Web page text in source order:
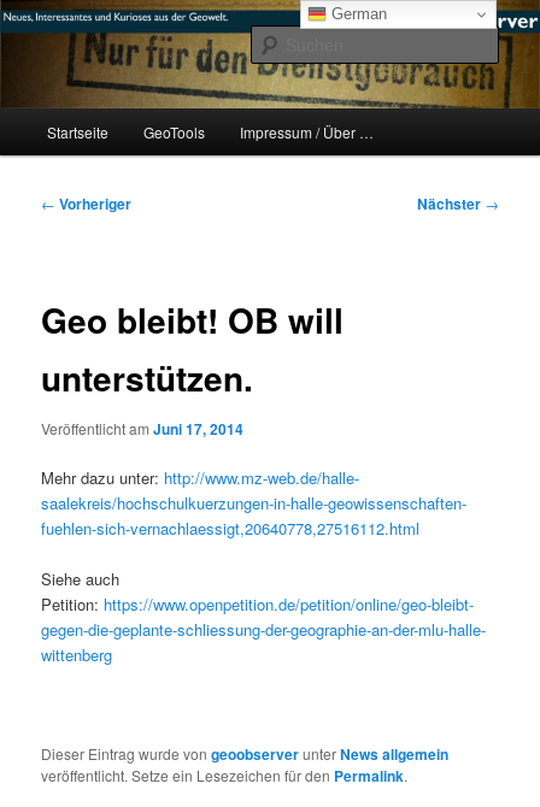
Zum
primären
#geoObserver
mikeE's GeoBlog
Startseite GeoTools Impressum / Über …
Beitragsnavigation
← Vorheriger Nächster →
Geo bleibt! OB will
unterstützen.
Veröffentlicht amJuni 17, 2014
Mehr dazu unter: http://www.mz-web.de/halle-
saalekreis/hochschulkuerzungen-in-halle-geowissenschaften-
fuehlen-sich-vernachlaessigt,20640778,27516112.html
Siehe auch
Petition: https://www.openpetition.de/petition/online/geo-bleibt-
gegen-die-geplante-schliessung-der-geographie-an-der-mlu-halle-
wittenberg
Dieser Eintrag wurde vongeoobserverunterNews allgemein
veröffentlicht. Setze ein Lesezeichen für den Permalink.
German